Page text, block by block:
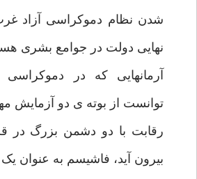
شدن نظام دموکراسی آزاد
نهایی دولت در جوامع بشری
آرمانهایی که در دموکراسی
توانست از بوته ی دو آزمایش
رقابت با دو دشمن بزرگ در
بیرون آید، فاشیسم به عنوان یک